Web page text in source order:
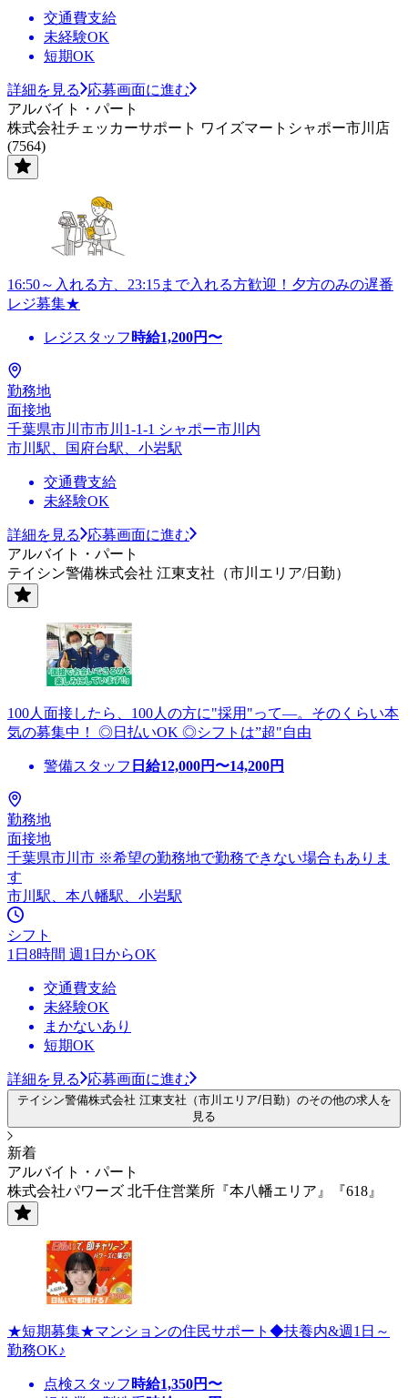
交通費支給
未経験OK
短期OK
詳細を見る
応募画面に進む
アルバイト・パート
株式会社チェッカーサポート ワイズマートシャポー市川店
(7564)
16:50～入れる方、23:15まで入れる方歓迎！夕方のみの遅番
レジ募集★
レジスタッフ 時給1,200円〜
勤務地
面接地
千葉県市川市市川1-1-1 シャポー市川内
市川駅、国府台駅、小岩駅
交通費支給
未経験OK
詳細を見る
応募画面に進む
アルバイト・パート
テイシン警備株式会社 江東支社（市川エリア/日勤）
100人面接したら、100人の方に"採用"って―。そのくらい本
気の募集中！ ◎日払いOK ◎シフトは”超"自由
警備スタッフ 日給12,000円〜14,200円
勤務地
面接地
千葉県市川市 ※希望の勤務地で勤務できない場合もありま
す
市川駅、本八幡駅、小岩駅
シフト
1日8時間 週1日からOK
交通費支給
未経験OK
まかないあり
短期OK
詳細を見る 応募画面に進む
テイシン警備株式会社 江東支社（市川エリア/日勤）のその他の求人を
見る
新着
アルバイト・パート
株式会社パワーズ 北千住営業所『本八幡エリア』『618』
★短期募集★マンションの住民サポート◆扶養内&週1日～
勤務OK♪
点検スタッフ 時給1,350円〜